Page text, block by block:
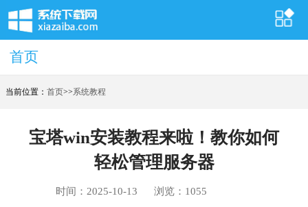
首页
首页
当前位置：首页>>系统教程
宝塔win安装教程来啦！教你如何
轻松管理服务器
时间：2025-10-13 浏览：1055